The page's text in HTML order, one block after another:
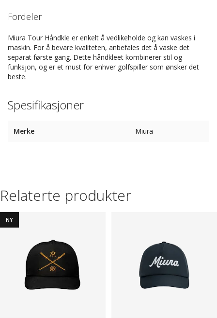
Fordeler
Miura Tour Håndkle er enkelt å vedlikeholde og kan vaskes i
maskin. For å bevare kvaliteten, anbefales det å vaske det
separat første gang. Dette håndkleet kombinerer stil og
funksjon, og er et must for enhver golfspiller som ønsker det
beste.
Spesifikasjoner
Merke Miura
Relaterte produkter
NY